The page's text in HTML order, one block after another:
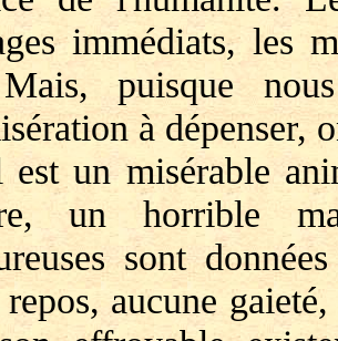
immédiats, les
puisque
à dépenser,
un misérable
un horrible
sont
repos, aucune